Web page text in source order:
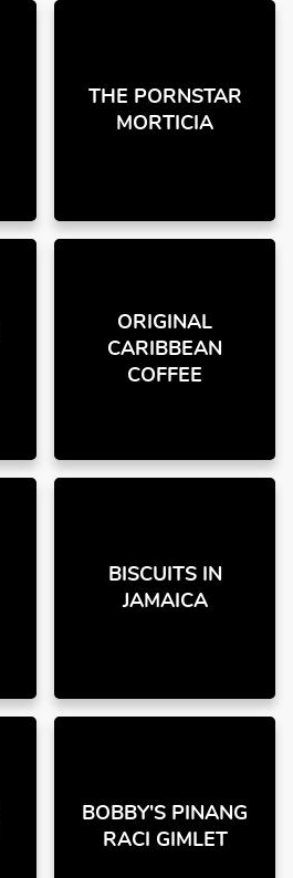
THE PORNSTAR
MORTICIA
ORIGINAL
CARIBBEAN
COFFEE
BISCUITS IN
JAMAICA
BOBBY'S PINANG
RACI GIMLET